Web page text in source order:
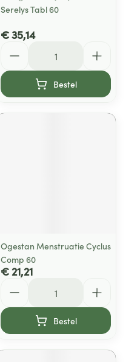
Serelys Tabl 60
€ 35,14
Bestel
Ogestan Menstruatie Cyclus
Comp 60
€ 21,21
Bestel